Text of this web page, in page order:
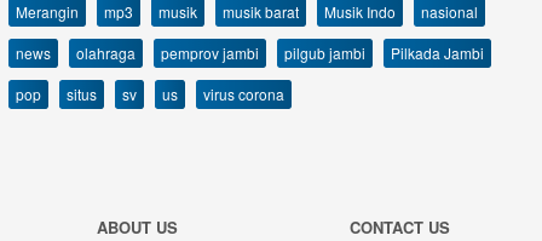
Merangin
mp3 musik musik barat Musik Indo
nasional
news
olahraga pemprov jambi pilgub jambi
Pilkada Jambi
pop
situs sv us virus corona
ABOUT US
CONTACT US